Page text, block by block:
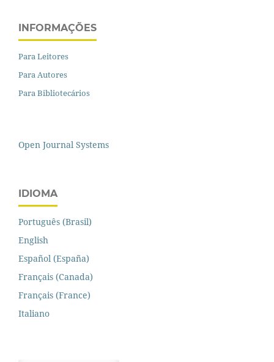
INFORMAÇÕES
Para Leitores
Para Autores
Para Bibliotecários
Open Journal Systems
IDIOMA
Português (Brasil)
English
Español (España)
Français (Canada)
Français (France)
Italiano